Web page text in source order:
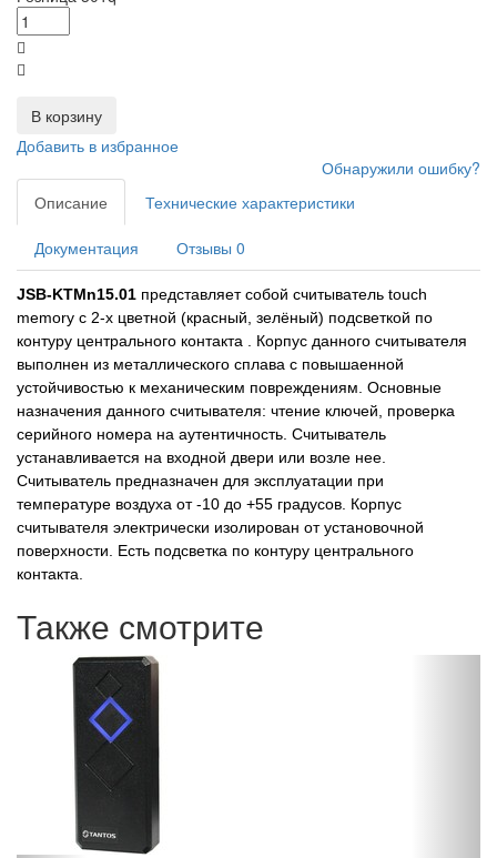
В корзину
Добавить в избранное
Обнаружили ошибку?
Описание
Технические характеристики
Документация Отзывы 0
JSB-KTMn15.01 представляет собой считыватель touch
memory с 2-х цветной (красный, зелёный) подсветкой по
контуру центрального контакта . Корпус данного считывателя
выполнен из металлического сплава с повышаенной
устойчивостью к механическим повреждениям. Основные
назначения данного считывателя: чтение ключей, проверка
серийного номера на аутентичность. Считыватель
устанавливается на входной двери или возле нее.
Считыватель предназначен для эксплуатации при
температуре воздуха от -10 до +55 градусов. Корпус
считывателя электрически изолирован от установочной
поверхности. Есть подсветка по контуру центрального
контакта.
Также смотрите